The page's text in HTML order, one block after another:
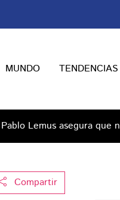
MUNDO TENDENCIAS
Lemus asegura que
Compartir